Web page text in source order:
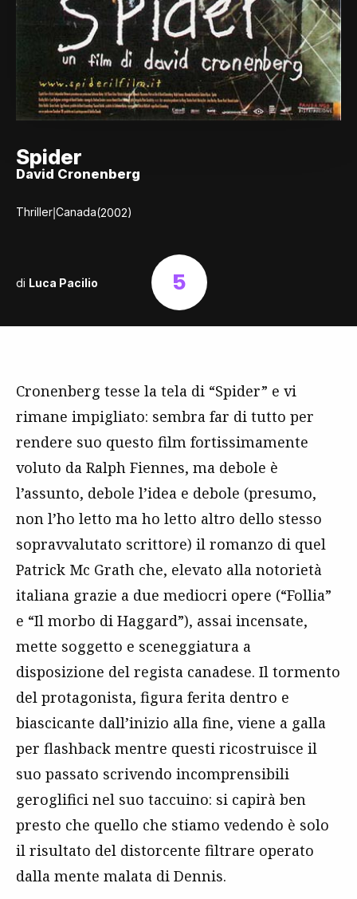
Spider
David Cronenberg
Thriller|Canada(2002)
di Luca Pacilio 5
Cronenberg tesse la tela di “Spider” e vi
rimane impigliato: sembra far di tutto per
rendere suo questo film fortissimamente
voluto da Ralph Fiennes, ma debole è
l’assunto, debole l’idea e debole (presumo,
non l’ho letto ma ho letto altro dello stesso
sopravvalutato scrittore) il romanzo di quel
Patrick Mc Grath che, elevato alla notorietà
italiana grazie a due mediocri opere (“Follia”
e “Il morbo di Haggard”), assai incensate,
mette soggetto e sceneggiatura a
disposizione del regista canadese. Il tormento
del protagonista, figura ferita dentro e
biascicante dall’inizio alla fine, viene a galla
per flashback mentre questi ricostruisce il
suo passato scrivendo incomprensibili
geroglifici nel suo taccuino: si capirà ben
presto che quello che stiamo vedendo è solo
il risultato del distorcente filtrare operato
dalla mente malata di Dennis.